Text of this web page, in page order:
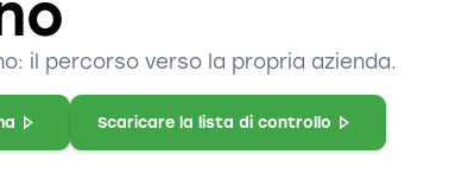
il percorso verso la propria azienda.
Scaricare la lista di controllo